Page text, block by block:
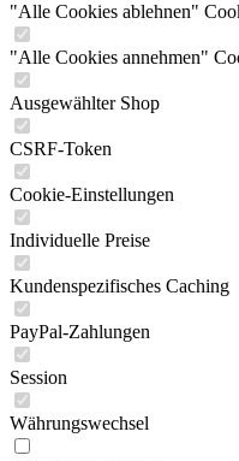
"Alle Cookies ablehnen"
"Alle Cookies annehmen"
Ausgewählter Shop
CSRF-Token
Cookie-Einstellungen
Individuelle Preise
Kundenspezifisches Caching
PayPal-Zahlungen
Session
Währungswechsel